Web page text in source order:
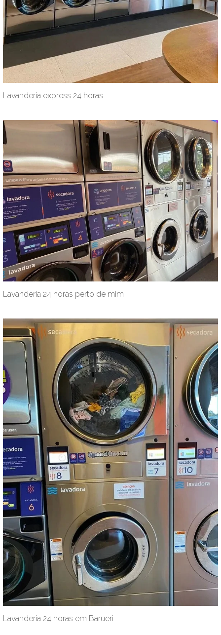
Lavanderia express 24 horas
Lavanderia 24 horas perto de mim
Lavanderia 24 horas em Barueri